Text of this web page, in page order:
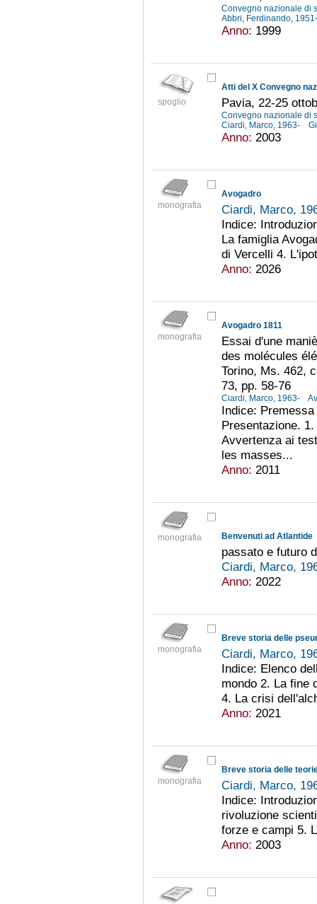
Convegno nazionale di
Abbri, Ferdinando,
Anno: 1999
spoglio
Atti del X Convegno
Pavia, 22-25
Convegno nazionale di
Ciardi, Marco, 1963-
Anno: 2003
monografia
Avogadro
Ciardi, Marco,
Indice:
La famiglia
di Vercelli 4.
Anno: 2026
monografia
Avogadro 1811
Essai d'une
des molécules
Torino, Ms. 462,
73, pp. 58-76
Ciardi, Marco, 1963-
Indice:
Presentazione.
Avvertenza ai
les masses...
Anno: 2011
monografia Benvenuti ad Atlantide
passato e futuro
Ciardi, Marco,
Anno: 2022
monografia
Breve storia delle
Ciardi, Marco,
Indice: Elenco
mondo 2. La fine
4. La crisi
Anno: 2021
monografia
Breve storia delle
Ciardi, Marco,
Indice:
rivoluzione
forze e campi 5.
Anno: 2003